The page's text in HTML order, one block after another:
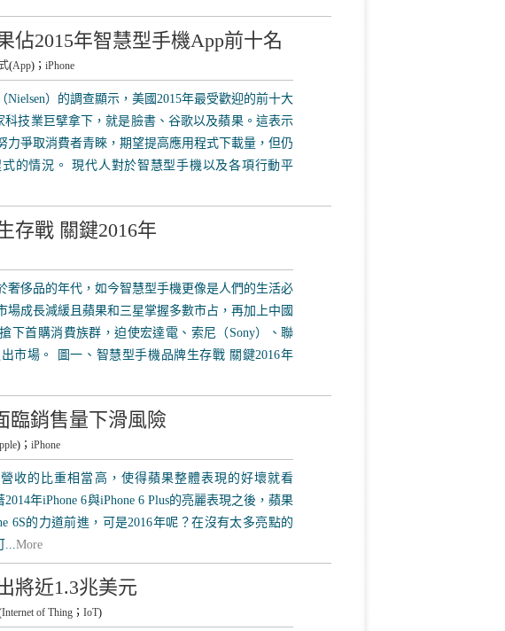
佔2015年智慧型手機App前十名
(App)； iPhone
Nielsen）的調查顯示，美國2015年最受歡迎的前十大
科技業巨擘拿下，就是臉書、谷歌以及蘋果。這表示
力爭取消費者青睞，期望提高應用程式下載量，但仍
的情況。 現代人對於智慧型手機以及各項行動平
存戰 關鍵2016年
奢侈品的年代，如今智慧型手機更像是人們的生活必
場成長減緩且蘋果和三星掌握多數市占，再加上中國
下首購消費族群，迫使宏達電、索尼（Sony）、聯
市場。 圖一、智慧型手機品牌生存戰 關鍵2016年
臨銷售量下滑風險
)； iPhone
營收的比重相當高，使得蘋果整體表現的好壞就看
年iPhone 6與iPhone 6 Plus的亮麗表現之後，蘋果
6S的力道前進，可是2016年呢？在沒有太多亮點的
...More
將近1.3兆美元
Internet of Thing ； IoT)